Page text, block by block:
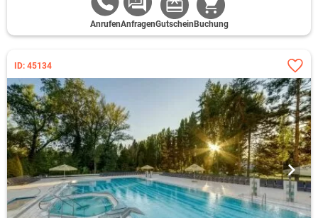
AnrufenAnfragenGutschein Buchung
ID: 45134